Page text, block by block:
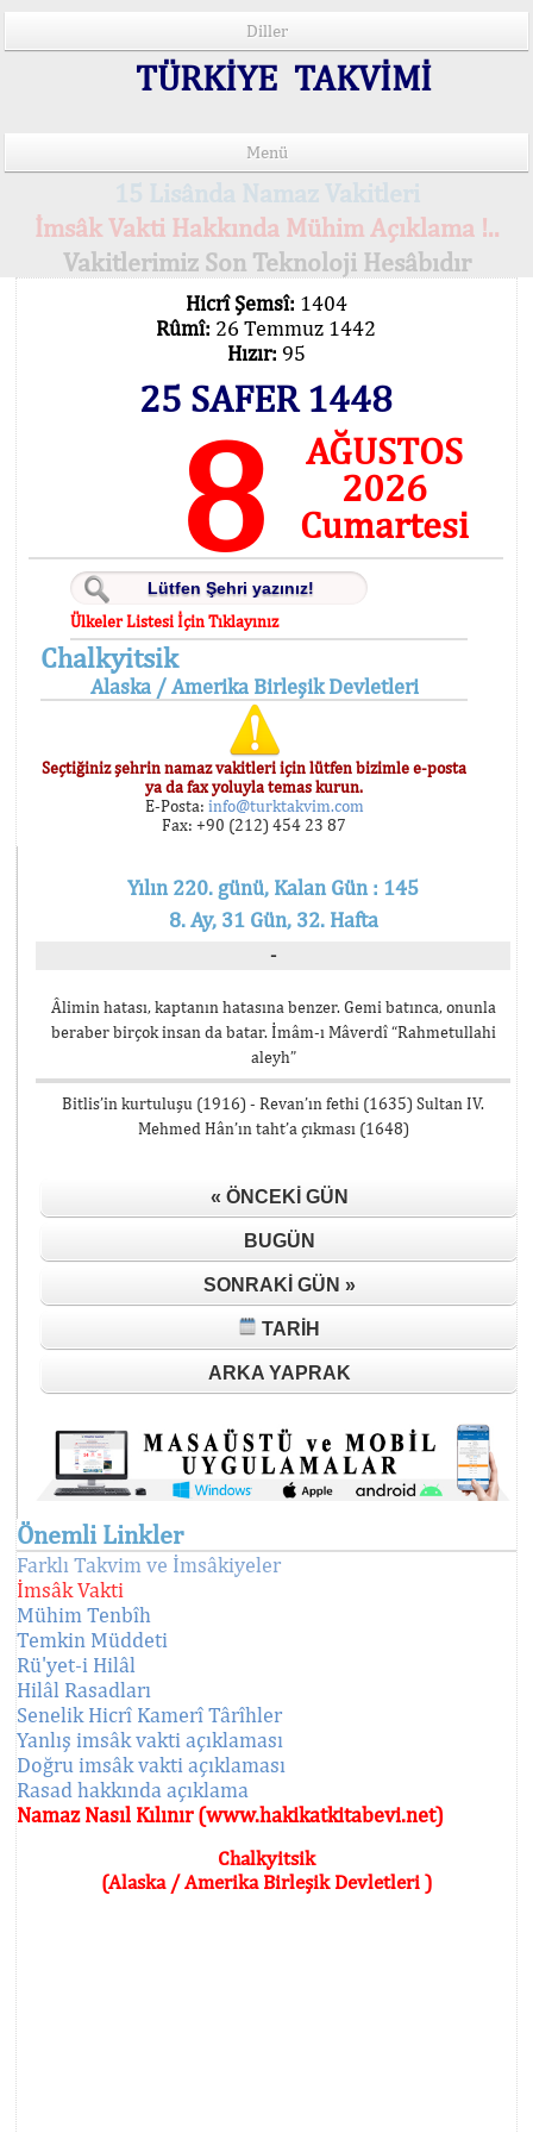
Diller
TÜRKİYE TAKVİMİ
Menü
İmsâk Vakti Hakkında Mühim Açıklama !..
Vakitlerimiz Son Teknoloji Hesâbıdır
Hicrî Şemsî: 1404
Rûmî: 26 Temmuz 1442
Hızır: 95
25 SAFER 1448
8
AĞUSTOS
2026
Cumartesi
Ülkeler Listesi İçin Tıklayınız
Chalkyitsik
Alaska / Amerika Birleşik Devletleri
Seçtiğiniz şehrin namaz vakitleri için lütfen bizimle e-posta
ya da fax yoluyla temas kurun.
E-Posta: info@turktakvim.com
Fax: +90 (212) 454 23 87
Yılın 220. günü, Kalan Gün : 145
8. Ay, 31 Gün, 32. Hafta
-
Âlimin hatası, kaptanın hatasına benzer. Gemi batınca, onunla
beraber birçok insan da batar. İmâm-ı Mâverdî “Rahmetullahi
aleyh”
Bitlis’in kurtuluşu (1916) - Revan’ın fethi (1635) Sultan IV.
Mehmed Hân’ın taht’a çıkması (1648)
« ÖNCEKI GÜN
BUGÜN
SONRAKI GÜN »
TARIH
ARKA YAPRAK
Önemli Linkler
Farklı Takvim ve İmsâkiyeler
İmsâk Vakti
Mühim Tenbîh
Temkin Müddeti
Rü'yet-i Hilâl
Hilâl Rasadları
Senelik Hicrî Kamerî Târîhler
Yanlış imsâk vakti açıklaması
Doğru imsâk vakti açıklaması
Rasad hakkında açıklama
Namaz Nasıl Kılınır (www.hakikatkitabevi.net)
Chalkyitsik
(Alaska / Amerika Birleşik Devletleri )